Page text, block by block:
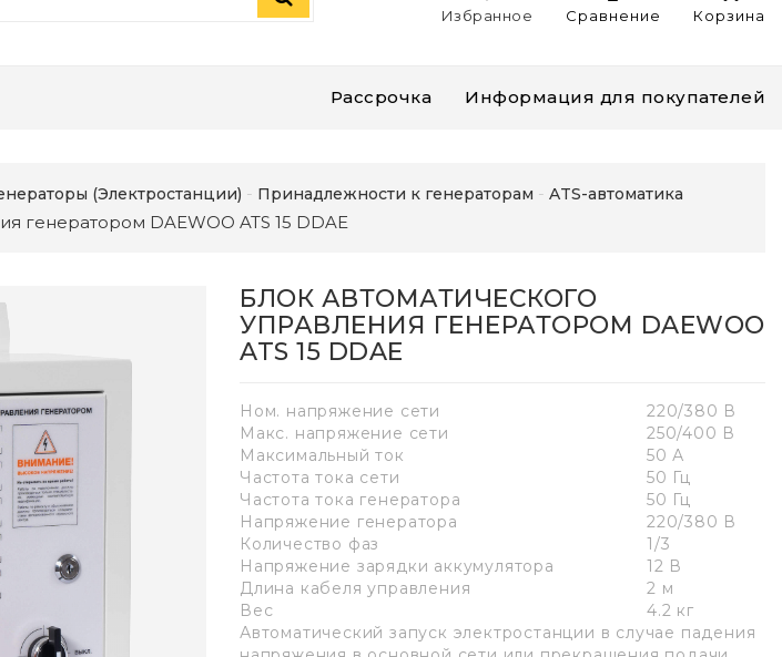
Корзина
Сравнение
Избранное
Рассрочка Информация для покупателей
(Электростанции) Принадлежности к генераторам ATS-автоматика
генератором DAEWOO ATS 15 DDAE
БЛОК АВТОМАТИЧЕСКОГО
УПРАВЛЕНИЯ ГЕНЕРАТОРОМ DAEWOO
ATS 15 DDAE
Ном. напряжение сети
220/380 В
Макс. напряжение сети
250/400 В
Максимальный ток
50 А
Частота тока сети
50 Гц
Частота тока генератора
50 Гц
Напряжение генератора
220/380 В
Количество фаз
1/3
Напряжение зарядки аккумулятора
12 В
Длина кабеля управления
2 м
Вес
4.2 кг
Автоматический запуск электростанции в случае падения